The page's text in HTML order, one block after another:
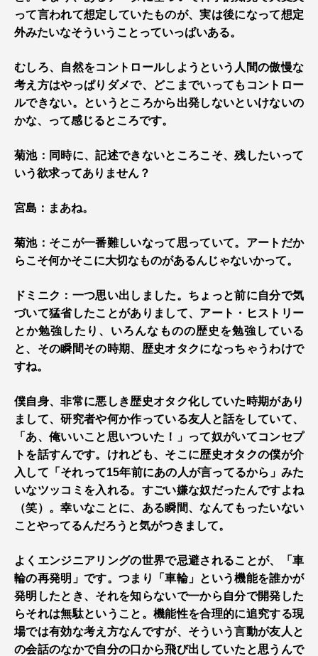
って言われて想定していたものが、実は後になって想定
外みたいなそういうことっていっぱいある。
むしろ、自然をコントロールしようという人間の傲慢な
考え方はやっぱりダメで、どこまでいってもコントロー
ルできない。というところから出発しないといけないの
かな、って感じるところです。
菊池：同時に、記述できないところこそ、残したいって
いう欲求ってありません？
宮島：まあね。
菊池：そこが一番難しいなって思っていて。アートだか
らこそ何かそこに大切なものがあるんじゃないかって。
ドミニク：一つ思い出しました。ちょっと前に自分で気
づいて猛省したことがありまして、アート・ヒストリー
とか勉強したり、いろんなものの歴史を勉強している
と、その瞬間その時期、歴史オタクになっちゃうわけで
すね。
僕自身、非常に悪しき歴史オタク化していた時期があり
まして、研究者や何か作っている友人と話をしていて、
「あ、俺いいこと思いついた！」って奴がいてコンセプ
トを話すんです。けれども、そこに歴史オタクの僕が介
入して「それって15年前にあの人が言ってるから」みた
いなツッコミを入れる。すごい嫌な奴だったんですよね
（笑）。幸いなことに、ある瞬間、なんてもったいない
ことやってるんだろうと気がつきまして。
よくエンジニアリングの世界で忌避されることが、「車
輪の再発明」です。つまり「車輪」という機能を誰かが
発明したとき、それを知らないで一から自分で開発した
らそれは無駄ということ。機能性を合理的に追究する現
場では有効な考え方なんですが、そういう言動が友人と
の会話のなかで自分の口から飛び出していたと思うんで